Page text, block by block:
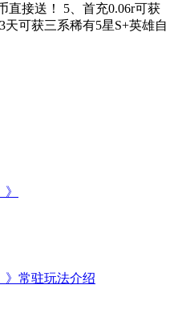
直接送！ 5、首充0.06r可获
可获三系稀有5星S+英雄自
》常驻玩法介绍